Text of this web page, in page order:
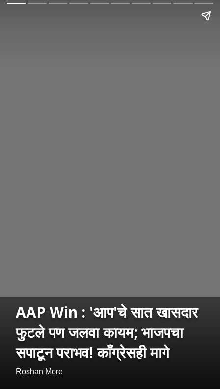
AAP Win : 'आप'चे सात खासदार
फुटले पण जलवा कायम; भाजपचा
सपाटून पराभव! काँग्रेसही मागे
Roshan More